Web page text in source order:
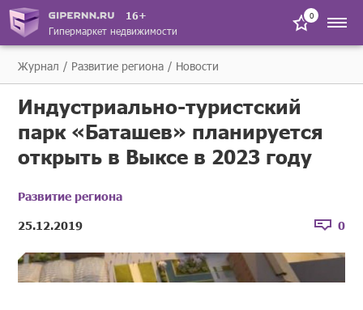
16+
Гипермаркет недвижимости
0
Журнал Развитие региона Новости
Индустриально-туристский
парк «Баташев» планируется
открыть в Выксе в 2023 году
Развитие региона
25.12.2019
0